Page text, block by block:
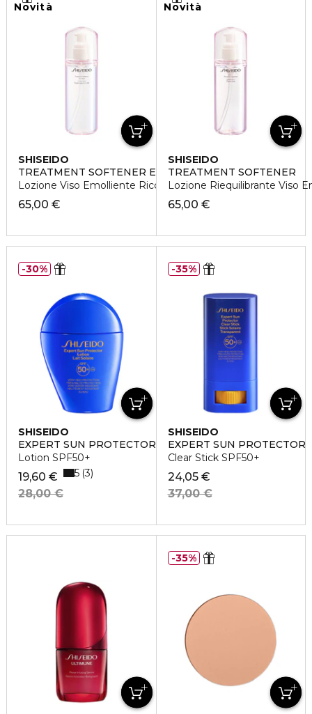
Novità
SHISEIDO
TREATMENT SOFTENER ENRICHED
Lozione Viso Emolliente Ricca
65,00 €
Novità
SHISEIDO
TREATMENT SOFTENER
Lozione Riequilibrante Viso
65,00 €
SHISEIDO
EXPERT SUN PROTECTOR
Lotion SPF50+
19,60 €
28,00 €
5 3
30%
SHISEIDO
EXPERT SUN PROTECTOR
Clear Stick SPF50+
24,05 €
37,00 €
35%
35%